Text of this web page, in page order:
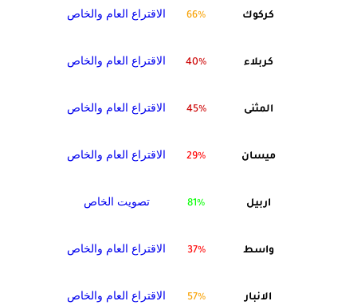
كركوك 66% الاقتراع العام والخاص
كربلاء 40% الاقتراع العام والخاص
المثنى 45% الاقتراع العام والخاص
ميسان 29% الاقتراع العام والخاص
اربيل 81% تصويت الخاص
واسط 37% الاقتراع العام والخاص
الانبار 57% الاقتراع العام والخاص